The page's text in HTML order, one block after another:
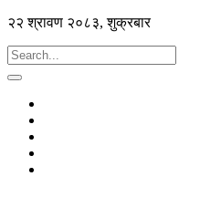
२२ श्रावण २०८३, शुक्रबार